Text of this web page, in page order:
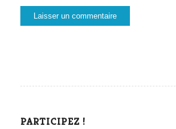
PARTICIPEZ !